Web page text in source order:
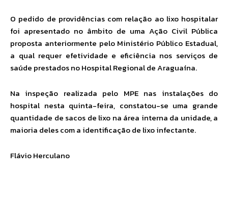
O pedido de providências com relação ao lixo hospitalar
foi apresentado no âmbito de uma Ação Civil Pública
proposta anteriormente pelo Ministério Público Estadual,
a qual requer efetividade e eficiência nos serviços de
saúde prestados no Hospital Regional de Araguaína.
Na inspeção realizada pelo MPE nas instalações do
hospital nesta quinta-feira, constatou-se uma grande
quantidade de sacos de lixo na área interna da unidade, a
maioria deles com a identificação de lixo infectante.
Flávio Herculano